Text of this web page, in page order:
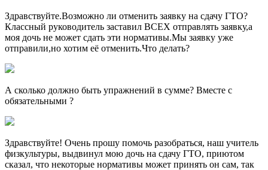
Здравствуйте.Возможно ли отменить заявку на сдачу ГТО?
Классный руководитель заставил ВСЕХ отправлять заявку,а
моя дочь не может сдать эти нормативы.Мы заявку уже
отправили,но хотим её отменить.Что делать?
А сколько должно быть упражнений в сумме? Вместе с
обязательными ?
Здравствуйте! Очень прошу помочь разобраться, наш учитель
физкультуры, выдвинул мою дочь на сдачу ГТО, приютом
сказал, что некоторые нормативы может принять он сам, так